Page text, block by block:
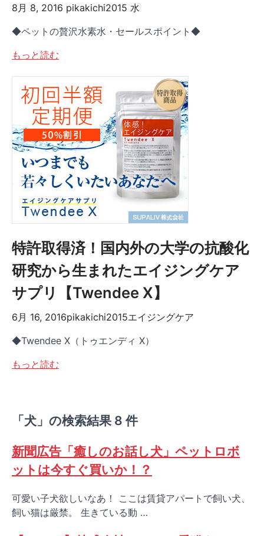
8月 8, 2016 pikakichi2015 水
◆ペットの贅沢水素水・セールスポイント◆
もっと読む
特許取得済！国内外の大学の抗酸化
研究から生まれたエイジングケア
サプリ【Twendee X】
6月 16, 2016pikakichi2015エイジングケア
◆Twendee X（トゥエンディ X）
もっと読む
「犬」の検索結果 8 件
新聞広告「癒しのお話し犬」ペットロボ
ットは今すぐ買いか！？
可愛い子犬欲しいなあ！ ここは賃貸アパートで飼い犬、
飼い猫は厳禁。 生きている動 …